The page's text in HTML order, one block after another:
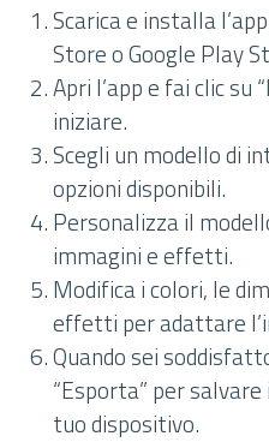
Scarica e installa
Store o Google Play
Apri l’app e fai clic su
iniziare.
Scegli un modello di
opzioni disponibili.
Personalizza il
immagini e effetti.
Modifica i colori, le
effetti per adattare
Quando sei
“Esporta” per
tuo dispositivo.